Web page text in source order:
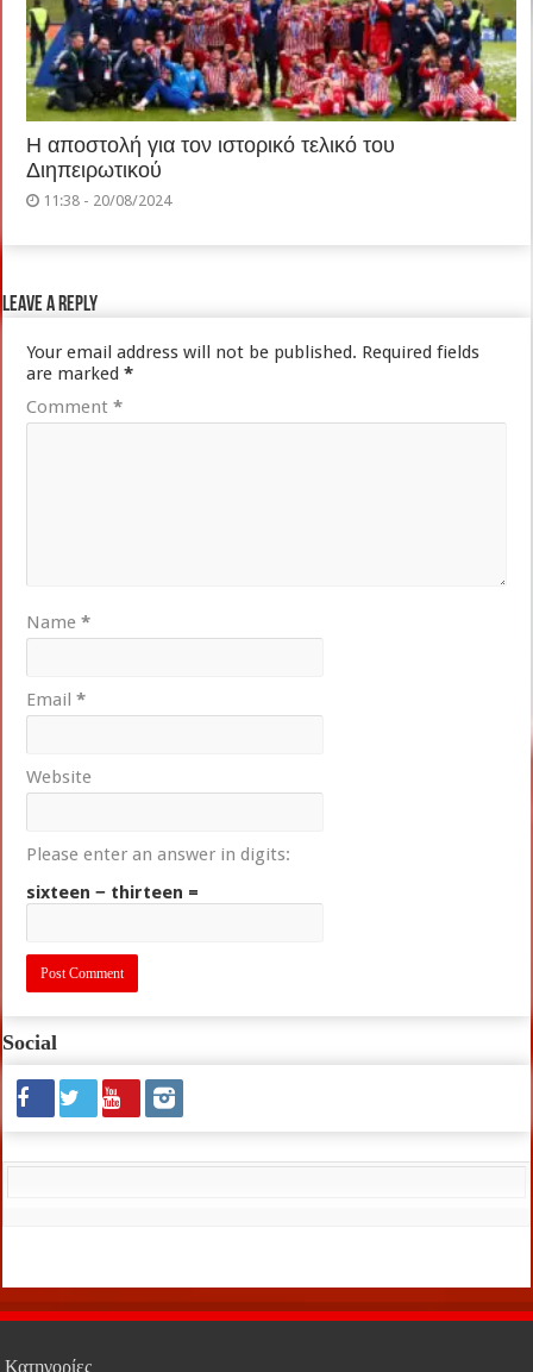
Η αποστολή για τον ιστορικό τελικό του
Διηπειρωτικού
11:38 - 20/08/2024
Leave a Reply
Your email address will not be published. Required fields
are marked*
Comment*
Name*
Email*
Website
Please enter an answer in digits:
sixteen − thirteen =
Social
Κατηγορίες